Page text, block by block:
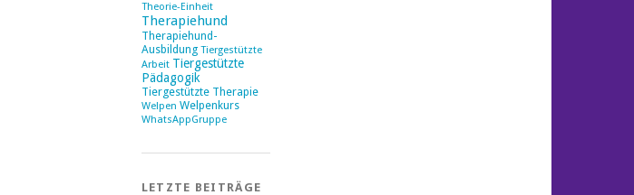
Theorie-Einheit
Therapiehund
Therapiehund-
Ausbildung Tiergestützte
Arbeit Tiergestützte
Pädagogik
Tiergestützte Therapie
Welpen Welpenkurs
WhatsAppGruppe
LETZTE BEITRÄGE